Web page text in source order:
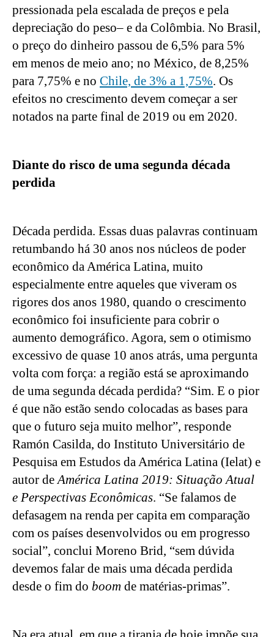
pressionada pela escalada de preços e pela
depreciação do peso– e da Colômbia. No Brasil,
o preço do dinheiro passou de 6,5% para 5%
em menos de meio ano; no México, de 8,25%
para 7,75% e no Chile, de 3% a 1,75%. Os
efeitos no crescimento devem começar a ser
notados na parte final de 2019 ou em 2020.
Diante do risco de uma segunda década
perdida
Década perdida. Essas duas palavras continuam
retumbando há 30 anos nos núcleos de poder
econômico da América Latina, muito
especialmente entre aqueles que viveram os
rigores dos anos 1980, quando o crescimento
econômico foi insuficiente para cobrir o
aumento demográfico. Agora, sem o otimismo
excessivo de quase 10 anos atrás, uma pergunta
volta com força: a região está se aproximando
de uma segunda década perdida? “Sim. E o pior
é que não estão sendo colocadas as bases para
que o futuro seja muito melhor”, responde
Ramón Casilda, do Instituto Universitário de
Pesquisa em Estudos da América Latina (Ielat) e
autor de América Latina 2019: Situação Atual
e Perspectivas Econômicas. “Se falamos de
defasagem na renda per capita em comparação
com os países desenvolvidos ou em progresso
social”, conclui Moreno Brid, “sem dúvida
devemos falar de mais uma década perdida
desde o fim do boom de matérias-primas”.